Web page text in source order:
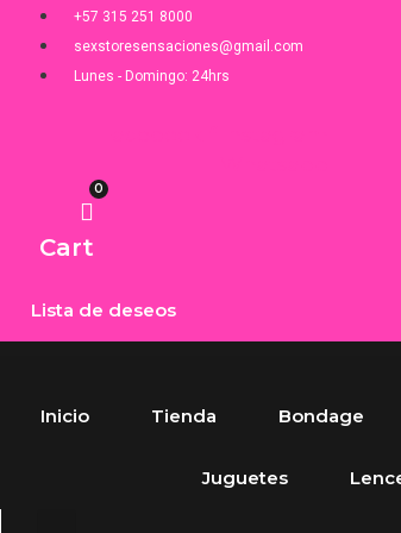
Saltar
contenido
+57 315 251 8000
sexstoresensaciones@gmail.com
Lunes - Domingo: 24hrs
0
Cart
Lista de deseos
Inicio Tienda Bondage
Juguetes